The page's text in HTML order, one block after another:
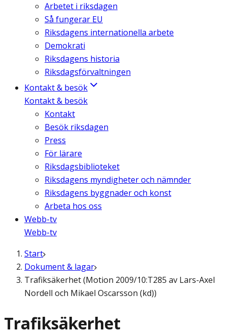
Arbetet i riksdagen
Så fungerar EU
Riksdagens internationella arbete
Demokrati
Riksdagens historia
Riksdagsförvaltningen
Kontakt & besök
Kontakt & besök
Kontakt
Besök riksdagen
Press
För lärare
Riksdagsbiblioteket
Riksdagens myndigheter och nämnder
Riksdagens byggnader och konst
Arbeta hos oss
Webb-tv
Webb-tv
Start
Dokument & lagar
Trafiksäkerhet (Motion 2009/10:T285 av Lars-Axel
Nordell och Mikael Oscarsson (kd))
Trafiksäkerhet